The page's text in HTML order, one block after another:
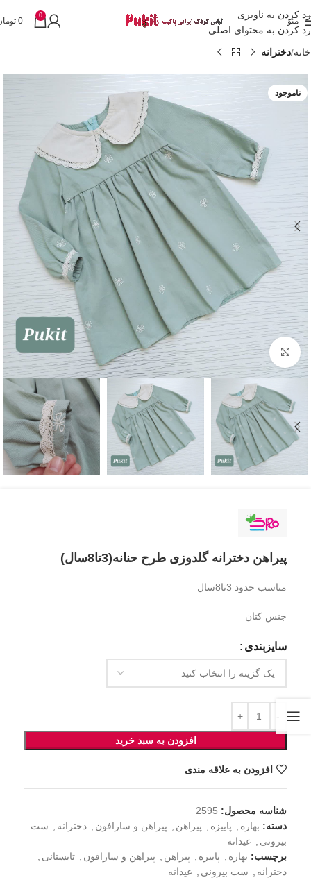
رد کردن به ناوبری
رد کردن به محتوای اصلی
منو
0
0
خانه دخترانه
ناموجود
بزرگنمایی تصویر
پیراهن دخترانه گلدوزی طرح حنانه(3تا8سال)
مناسب حدود 3تا8سال
جنس کتان
سایزبندی
افزودن به سبد خرید
افزودن به علاقه مندی
شناسه محصول: 2595
دسته: بهاره , پاییزه , پیراهن , پیراهن و سارافون , دخترانه , ست
بیرونی , عیدانه
برچسب: بهاره , پاییزه , پیراهن , پیراهن و سارافون , تابستانی ,
دخترانه , ست بیرونی , عیدانه